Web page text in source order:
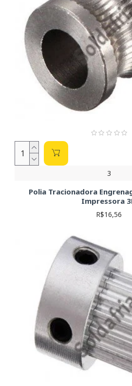
3
Polia Tracionadora
Impressora
R$16,56